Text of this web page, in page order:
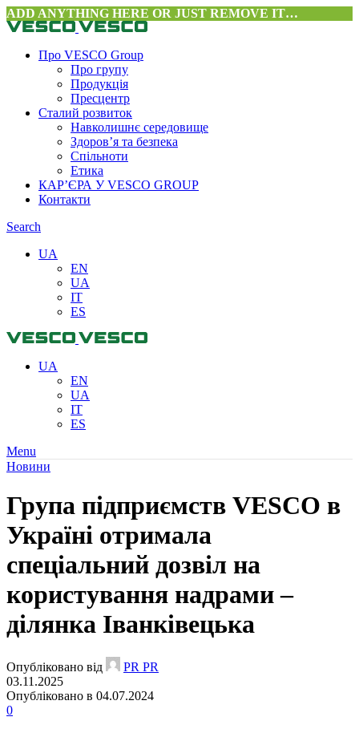
ADD ANYTHING HERE OR JUST REMOVE IT…
Про VESCO Group
Про групу
Продукція
Пресцентр
Сталий розвиток
Навколишнє середовище
Здоров’я та безпека
Спільноти
Етика
КАР’ЄРА У VESCO GROUP
Контакти
Search
UA
EN
UA
IT
ES
UA
EN
UA
IT
ES
Menu
Новини
Група підприємств VESCO в
Україні отримала
спеціальний дозвіл на
користування надрами –
ділянка Іванківецька
Опубліковано від
PR PR
03.11.2025
Опубліковано в 04.07.2024
0